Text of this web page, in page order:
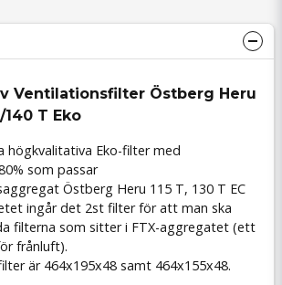
Ventilationsfilter Östberg Heru
140 T Eko
högkvalitativa Eko-filter med
som passar
Östberg Heru 115 T, 130 T EC
ingår det 2st filter för att man ska
filterna som sitter i FTX-aggregatet (ett
frånluft).
är 464x195x48 samt 464x155x48.